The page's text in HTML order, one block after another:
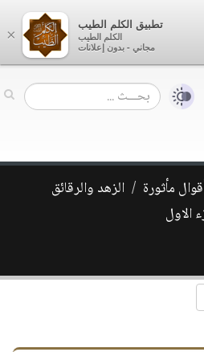
مأثورة
الزهد والرقائق
الاول
×
تطبيق الكلم الطيب
الكلم الطيب
مجاني - بدون إعلانات